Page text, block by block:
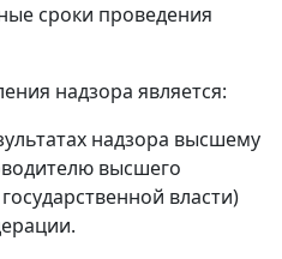
сроки проведения
надзора является:
надзора высшему
высшего
власти)